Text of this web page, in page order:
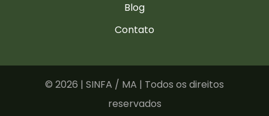
Blog
Contato
© 2026 | SINFA / MA | Todos os direitos
reservados